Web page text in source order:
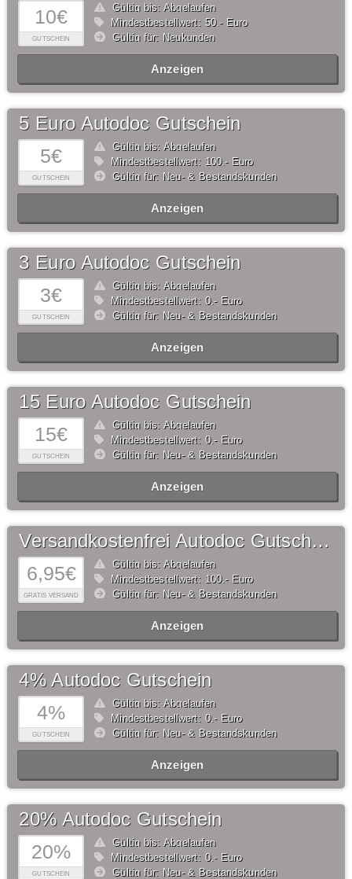
10€
GUTSCHEIN
Gültig bis: Abgelaufen
Mindestbestellwert: 50,- Euro
Gültig für: Neukunden
Anzeigen
5€
GUTSCHEIN
5 Euro Autodoc Gutschein
Gültig bis: Abgelaufen
Mindestbestellwert: 100,- Euro
Gültig für: Neu- & Bestandskunden
Anzeigen
3€
GUTSCHEIN
3 Euro Autodoc Gutschein
Gültig bis: Abgelaufen
Mindestbestellwert: 0,- Euro
Gültig für: Neu- & Bestandskunden
Anzeigen
15€
GUTSCHEIN
15 Euro Autodoc Gutschein
Gültig bis: Abgelaufen
Mindestbestellwert: 0,- Euro
Gültig für: Neu- & Bestandskunden
Anzeigen
6,95€
GRATIS VERSAND
Versandkostenfrei Autodoc Gutschein
Gültig bis: Abgelaufen
Mindestbestellwert: 100,- Euro
Gültig für: Neu- & Bestandskunden
Anzeigen
4%
GUTSCHEIN
4% Autodoc Gutschein
Gültig bis: Abgelaufen
Mindestbestellwert: 0,- Euro
Gültig für: Neu- & Bestandskunden
Anzeigen
20%
GUTSCHEIN
20% Autodoc Gutschein
Gültig bis: Abgelaufen
Mindestbestellwert: 0,- Euro
Gültig für: Neu- & Bestandskunden